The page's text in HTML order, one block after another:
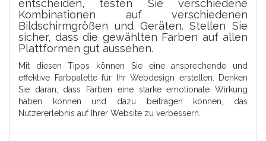
entscheiden, testen Sie verschiedene
Kombinationen auf verschiedenen
Bildschirmgrößen und Geräten. Stellen Sie
sicher, dass die gewählten Farben auf allen
Plattformen gut aussehen.
Mit diesen Tipps können Sie eine ansprechende und
effektive Farbpalette für Ihr Webdesign erstellen. Denken
Sie daran, dass Farben eine starke emotionale Wirkung
haben können und dazu beitragen können, das
Nutzererlebnis auf Ihrer Website zu verbessern.